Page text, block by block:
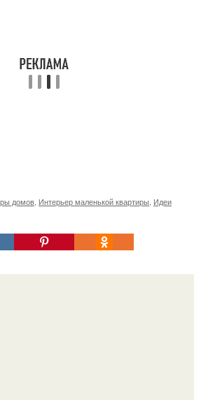
домов Интерьер маленькой квартиры Идеи